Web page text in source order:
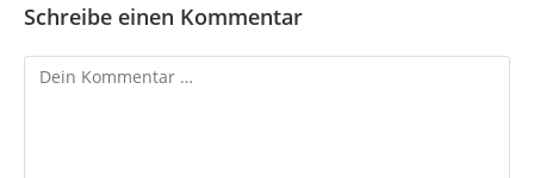
Schreibe einen Kommentar
Kommentar